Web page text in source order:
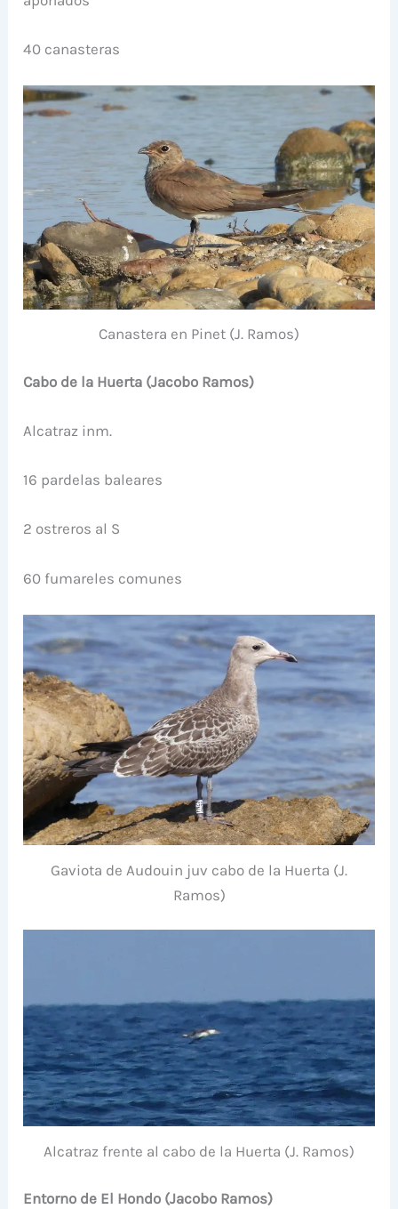
40 canasteras
Canastera en Pinet (J. Ramos)
Cabo de la Huerta (Jacobo Ramos)
Alcatraz inm.
16 pardelas baleares
2 ostreros al S
60 fumareles comunes
Gaviota de Audouin juv cabo de la Huerta (J.
Ramos)
Alcatraz frente al cabo de la Huerta (J. Ramos)
Entorno de El Hondo (Jacobo Ramos)